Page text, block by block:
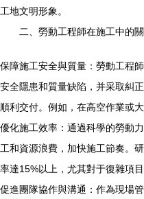
工地文明形象。
二、勞動工程師在施工中的
保障施工安全與質量：勞動工程
安全隱患和質量缺陷，并采取糾
順利交付。例如，在高空作業或
優化施工效率：通過科學的勞動
工和資源浪費，加快施工節奏。
率達15%以上，尤其對于復雜項
促進團隊協作與溝通：作為現場